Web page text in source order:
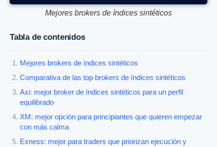
Mejores brokers de índices sintéticos
Tabla de contenidos
Mejores brokers de índices sintéticos
Comparativa de las top brokers de índices sintéticos
Axi: mejor broker de índices sintéticos para un perfil
equilibrado
XM: mejor opción para principiantes que quieren empezar
con más calma
Exness: mejor para traders que priorizan ejecución y